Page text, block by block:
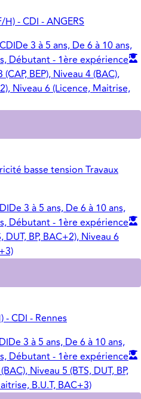
- CDI - ANGERS
CDIDe 3 à 5 ans, De 6 à 10 ans,
Débutant - 1ère expérience
BEP), Niveau 4 (BAC),
Niveau 6 (Licence, Maitrise,
basse tension Travaux
De 3 à 5 ans, De 6 à 10 ans,
Débutant - 1ère expérience
DUT, BP, BAC+2), Niveau 6
- CDI - Rennes
De 3 à 5 ans, De 6 à 10 ans,
Débutant - 1ère expérience
Niveau 5 (BTS, DUT, BP,
B.U.T, BAC+3)